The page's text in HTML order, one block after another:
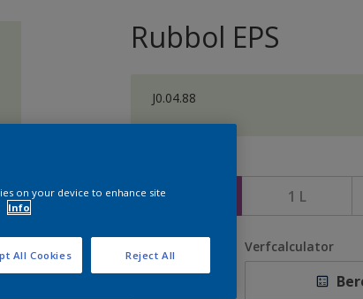
Rubbol EPS
J0.04.88
500 ML 1 L
Verfcalculator
on your device to enhance site
Info
Reject All
All Cookies